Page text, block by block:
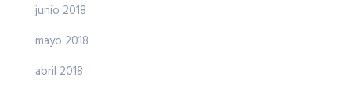
junio 2018
mayo 2018
abril 2018